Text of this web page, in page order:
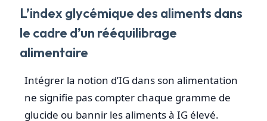
L’index glycémique des aliments dans
le cadre d’un rééquilibrage
alimentaire
Intégrer la notion d’IG dans son alimentation
ne signifie pas compter chaque gramme de
glucide ou bannir les aliments à IG élevé.